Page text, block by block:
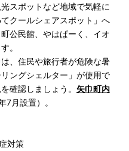
スポットなど地域で気軽に
クールシェアスポット」へ
公民館、やはぱーく、イオ
。
、住民や旅行者が危険な暑
ングシェルター」が使用で
確認しましょう。 矢巾町内
7月設置）。
対策